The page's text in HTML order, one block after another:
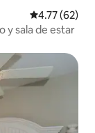
Calificación
4.77 (62)
y sala de estar